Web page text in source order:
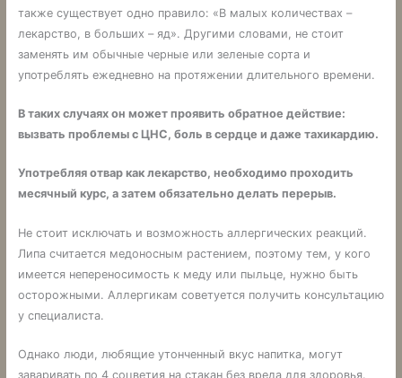
также существует одно правило: «В малых количествах –
лекарство, в больших – яд». Другими словами, не стоит
заменять им обычные черные или зеленые сорта и
употреблять ежедневно на протяжении длительного времени.
В таких случаях он может проявить обратное действие:
вызвать проблемы с ЦНС, боль в сердце и даже тахикардию.
Употребляя отвар как лекарство, необходимо проходить
месячный курс, а затем обязательно делать перерыв.
Не стоит исключать и возможность аллергических реакций.
Липа считается медоносным растением, поэтому тем, у кого
имеется непереносимость к меду или пыльце, нужно быть
осторожными. Аллергикам советуется получить консультацию
у специалиста.
Однако люди, любящие утонченный вкус напитка, могут
заваривать по 4 соцветия на стакан без вреда для здоровья.